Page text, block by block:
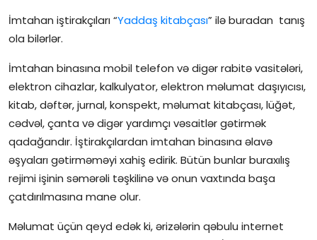
İmtahan iştirakçıları “Yaddaş kitabçası” ilə buradan tanış
ola bilərlər.
İmtahan binasına mobil telefon və digər rabitə vasitələri,
elektron cihazlar, kalkulyator, elektron məlumat daşıyıcısı,
kitab, dəftər, jurnal, konspekt, məlumat kitabçası, lüğət,
cədvəl, çanta və digər yardımçı vəsaitlər gətirmək
qadağandır. İştirakçılardan imtahan binasına əlavə
əşyaları gətirməməyi xahiş edirik. Bütün bunlar buraxılış
rejimi işinin səmərəli təşkilinə və onun vaxtında başa
çatdırılmasına mane olur.
Məlumat üçün qeyd edək ki, ərizələrin qəbulu internet